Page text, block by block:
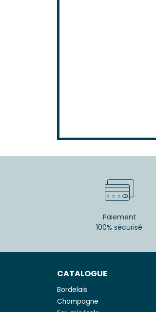
Paiement
100% sécurisé
CATALOGUE
Bordelais
Champagne